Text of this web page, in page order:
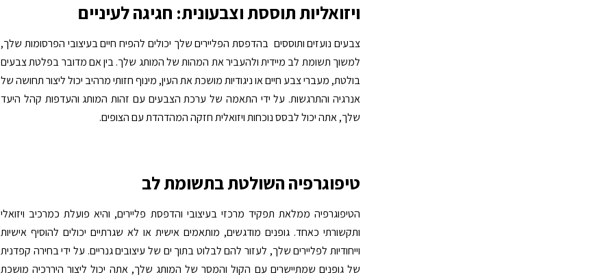
ויזואליות תוססת וצבעונית: חגיגה לעיניים
צבעים נועזים ותוססים בהדפסת הפליירים שלך יכולים להפיח חיים בעיצובי הפרסומות שלך,
למשוך תשומת לב מיידית ולהעביר את המהות של המותג שלך. בין אם מדובר בפלטת צבעים
בולטת, מעברי צבע חיים או ניגודיות מושכת את העין, מינוף חזותי מרהיב יכול ליצור תחושה של
אנרגיה והתרגשות. על ידי התאמה של ערכת הצבעים עם זהות המותג והעדפות קהל היעד
שלך, אתה יכול לבסס נוכחות ויזואלית חזקה המהדהדת עם הצופים.
טיפוגרפיה השולטת בתשומת לב
הטיפוגרפיה ממלאת תפקיד מרכזי בעיצובי והדפסת פליירים, והיא פועלת כמרכיב ויזואלי
ותקשורתי כאחד. גופנים מודגשים, מותאמים אישית או לא שגרתיים יכולים להוסיף אישיות
וייחודיות לפליירים שלך, לעזור להם לבלוט בתוך ים של עיצובים גנריים. על ידי בחירה קפדנית
של גופנים שמתיישרים עם הקול והמסר של המותג שלך, אתה יכול ליצור היררכיה מושכת